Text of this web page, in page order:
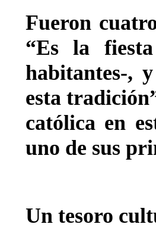
Fueron
“Es la
habitantes-,
esta
católica en
uno de sus
Un tesoro